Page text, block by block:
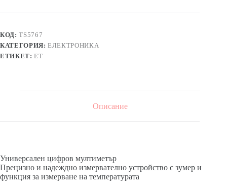
КОД:TS5767
КАТЕГОРИЯ:ЕЛЕКТРОНИКА
ЕТИКЕТ:ЕТ
Описание
Универсален цифров мултиметър
Прецизно и надеждно измервателно устройство с зумер и
функция за измерване на температурата